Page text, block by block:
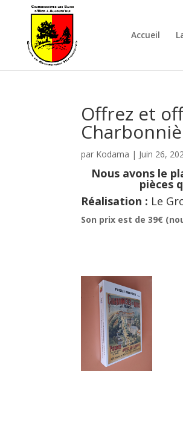
Accueil
Offrez et
par Kodama | Juin 26,
Nous avons le
pièces
Réalisation : Le
Son prix est de 39€